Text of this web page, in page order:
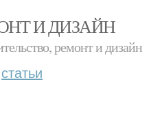
И ДИЗАЙН
ремонт и дизайн
статьи